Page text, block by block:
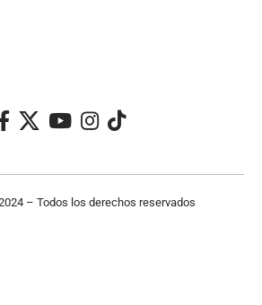
– Todos los derechos reservados